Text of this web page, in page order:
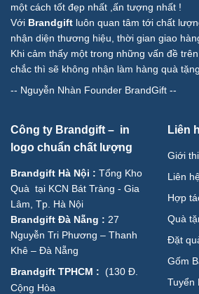
một cách tốt đẹp nhất ,ấn tượng nhất !
Với Brandgift luôn quan tâm tới chất
nhận diện thương hiệu, thời gian giao hàng
Khi cảm thấy một trong những vấn đề
chắc thì sẽ không nhận làm hàng quà
-- Nguyễn Nhàn Founder BrandGift --
Công ty Brandgift – in
logo chuẩn chất lượng
Brandgift Hà Nội : Tổng Kho
Quà tại KCN Bát Tràng - Gia
Lâm, Tp. Hà Nội
Brandgift Đà Nẵng : 27
Nguyễn Tri Phương – Thanh
Khê – Đà Nẵng
Brandgift TPHCM : (130 Đ.
Cộng Hòa
Liên
Giới
Liên
Hợp
Quà
Đặt
Gốm
Tuyển